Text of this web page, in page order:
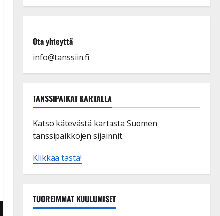
Ota yhteyttä
info@tanssiin.fi
TANSSIPAIKAT KARTALLA
Katso kätevästä kartasta Suomen
tanssipaikkojen sijainnit.
Klikkaa tästä!
TUOREIMMAT KUULUMISET